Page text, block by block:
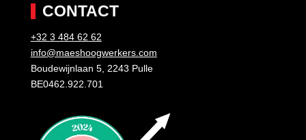
CONTACT
+32 3 484 62 62
info@maeshoogwerkers.com
Boudewijnlaan 5, 2243 Pulle
BE0462.922.701